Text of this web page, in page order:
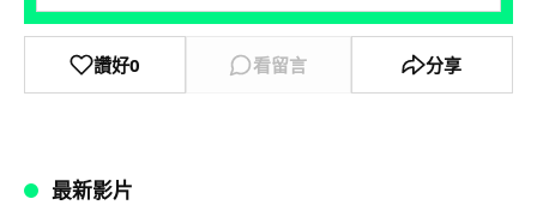
讚好0 看留言 分享
最新影片